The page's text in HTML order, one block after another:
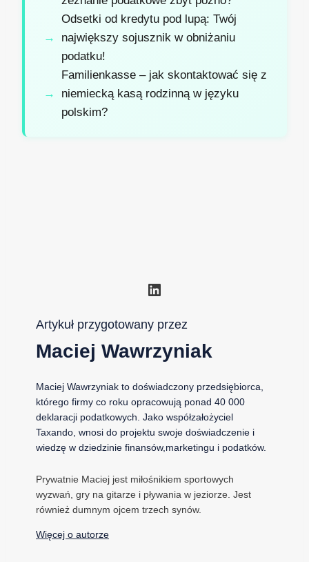
Odsetki od kredytu pod lupą: Twój
największy sojusznik w obniżaniu
podatku!
Familienkasse – jak skontaktować się z
niemiecką kasą rodzinną w języku
polskim?
LinkedIn
Artykuł przygotowany przez
Maciej Wawrzyniak
Maciej Wawrzyniak to doświadczony przedsiębiorca,
którego firmy co roku opracowują ponad 40 000
deklaracji podatkowych. Jako współzałożyciel
Taxando, wnosi do projektu swoje doświadczenie i
wiedzę w dziedzinie finansów,marketingu i podatków.
Prywatnie Maciej jest miłośnikiem sportowych
wyzwań, gry na gitarze i pływania w jeziorze. Jest
również dumnym ojcem trzech synów.
Więcej o autorze